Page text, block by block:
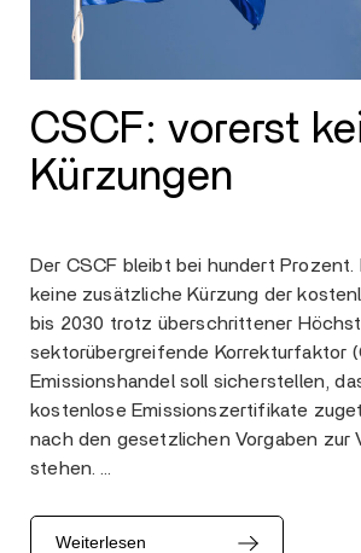
CSCF: vorerst
Kürzungen
Der CSCF bleibt bei hundert
keine zusätzliche Kürzung der
bis 2030 trotz überschrittener
sektorübergreifende Korrekturfaktor
Emissionshandel soll sicherstellen,
kostenlose Emissionszertifikate
nach den gesetzlichen Vorgaben zur
stehen. …
Weiterlesen